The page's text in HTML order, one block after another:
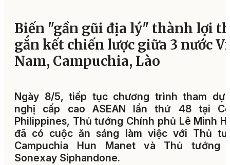
Biến "gần gũi địa lý" thành lợi
gắn kết chiến lược giữa 3 nước
Nam, Campuchia, Lào
Ngày 8/5, tiếp tục chương trình tham dự
nghị cấp cao ASEAN lần thứ 48 tại
Philippines, Thủ tướng Chính phủ Lê Minh
đã có cuộc ăn sáng làm việc với Thủ
Campuchia Hun Manet và Thủ tướng
Sonexay Siphandone.